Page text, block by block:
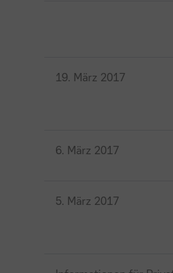
19. März 2017
6. März 2017
5. März 2017